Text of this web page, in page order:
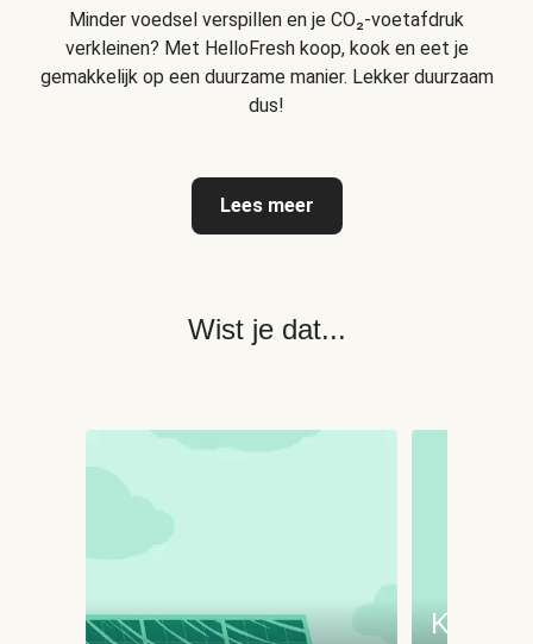
Minder voedsel verspillen en je CO₂-voetafdruk
verkleinen? Met HelloFresh koop, kook en eet je
gemakkelijk op een duurzame manier. Lekker duurzaam
dus!
Lees meer
Wist je dat...
Koken